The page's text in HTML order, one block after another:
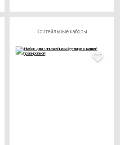
Коктейльные наборы